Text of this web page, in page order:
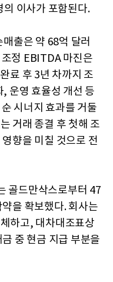
이사가 포함된다.
출은 약 68억 달러
정 EBITDA 마진은
료 후 3년 차까지 조
운영 효율성 개선 등
시너지 효과를 거둘
거래 종결 후 첫해 조
향을 미칠 것으로 전
골드만삭스로부터 47
을 확보했다. 회사는
하고, 대차대조표상
중 현금 지급 부분을